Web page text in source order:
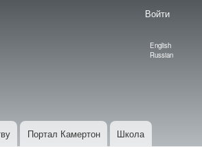
Войти
Language
English
Russian
Портал Камертон Школа